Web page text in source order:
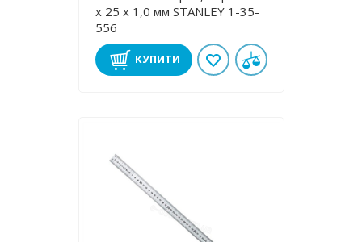
x 25 x 1,0 мм STANLEY 1-35-
556
КУПИТИ